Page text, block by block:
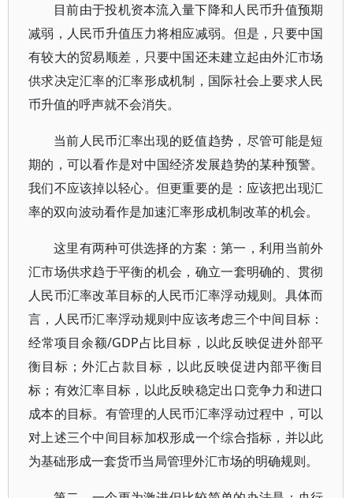
目前由于投机资本流入量下降和人民币升值预期
减弱，人民币升值压力将相应减弱。但是，只要中国
有较大的贸易顺差，只要中国还未建立起由外汇市场
供求决定汇率的汇率形成机制，国际社会上要求人民
币升值的呼声就不会消失。
当前人民币汇率出现的贬值趋势，尽管可能是短
期的，可以看作是对中国经济发展趋势的某种预警。
我们不应该掉以轻心。但更重要的是：应该把出现汇
率的双向波动看作是加速汇率形成机制改革的机会。
这里有两种可供选择的方案：第一，利用当前外
汇市场供求趋于平衡的机会，确立一套明确的、贯彻
人民币汇率改革目标的人民币汇率浮动规则。具体而
言，人民币汇率浮动规则中应该考虑三个中间目标：
经常项目余额/GDP占比目标，以此反映促进外部平
衡目标；外汇占款目标，以此反映促进内部平衡目
标；有效汇率目标，以此反映稳定出口竞争力和进口
成本的目标。有管理的人民币汇率浮动过程中，可以
对上述三个中间目标加权形成一个综合指标，并以此
为基础形成一套货币当局管理外汇市场的明确规则。